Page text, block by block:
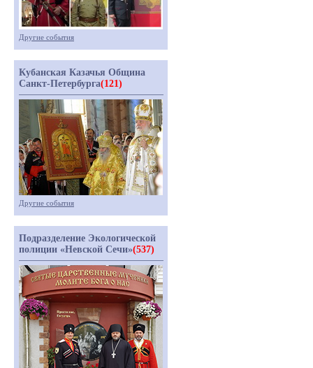
Другие события
Кубанская Казачья Община
Санкт-Петербурга(121)
Другие события
Подразделение Экологической
полиции «Невской Сечи»(537)